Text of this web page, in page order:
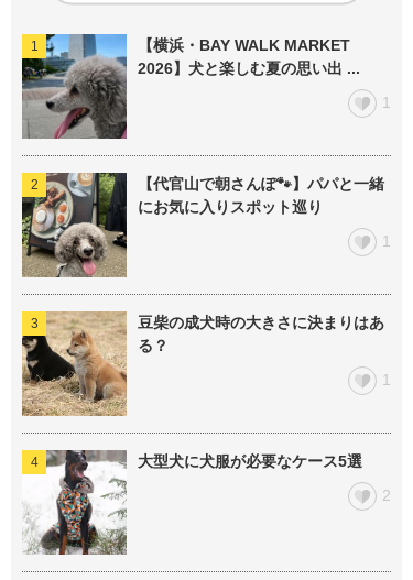
【横浜・BAY WALK MARKET
2026】犬と楽しむ夏の思い出 ...
1
【代官山で朝さんぽ🐾】パパと一緒
にお気に入りスポット巡り
1
豆柴の成犬時の大きさに決まりはあ
る？
1
大型犬に犬服が必要なケース5選
2